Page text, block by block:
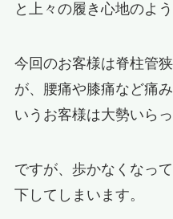
と上々の履き心地のよう
今回のお客様は脊柱管
が、腰痛や膝痛など痛
いうお客様は大勢いらっ
ですが、歩かなくなっ
下してしまいます。